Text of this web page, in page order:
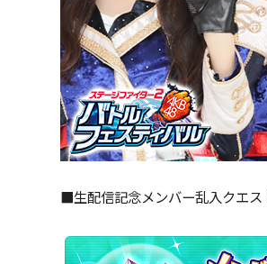
■生配信記念メンバー乱入クエス